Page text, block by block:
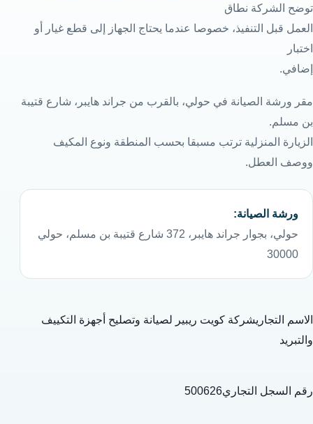
توضح الشركة نطاق
العمل قبل التنفيذ، خصوصا عندما يحتاج الجهاز إلى قطع غيار أو
اختبار
إضافي.
مقر ورشة الصيانة في حولي، بالقرب من جراند هايبر، شارع قتيبة
بن مسلم.
الزيارة المنزلية ترتب مسبقا بحسب المنطقة ونوع المكيف
ووصف العطل.
ورشة الصيانة:
حولي، بجوار جراند هايبر، 372 شارع قتيبة بن مسلم، حولي
30000
الاسم التجاريشركة كويت ريبير لصيانة وتصليح أجهزة التكييف
والتبريد
رقم السجل التجاري500626